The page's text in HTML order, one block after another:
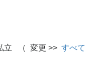
立 （ 変更 >> すべて